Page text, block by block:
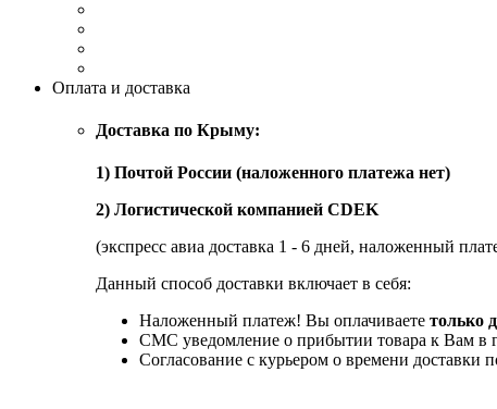
Оплата и доставка
Доставка по Крыму:
1) Почтой России (наложенного платежа нет)
2) Логистической компанией CDEK
(экспресс авиа доставка 1 - 6 дней, наложенный
Данный способ доставки включает в себя:
Наложенный платеж! Вы оплачиваете только
СМС уведомление о прибытии товара к Вам в
Согласование с курьером о времени доставки